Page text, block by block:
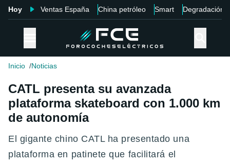
Hoy Ventas España China petróleo Smart Degradación
Inicio Noticias
CATL presenta su avanzada
plataforma skateboard con 1.000 km
de autonomía
El gigante chino CATL ha presentado una
plataforma en patinete que facilitará el